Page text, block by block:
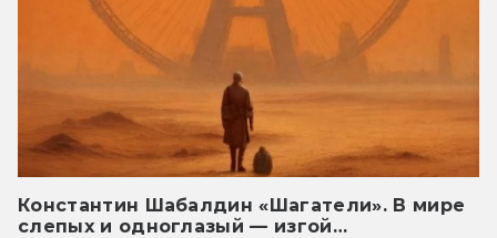
Константин Шабалдин «Шагатели». В мире
слепых и одноглазый — изгой…